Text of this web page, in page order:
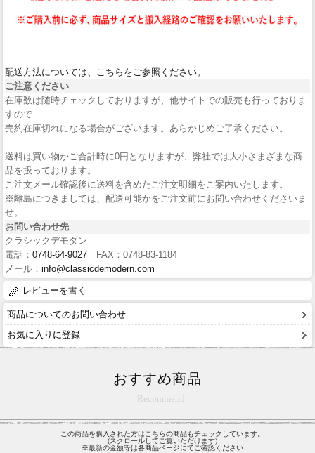
配送方法については、こちらをご参照ください。
ご注意ください
在庫数は随時チェックしておりますが、他サイトでの販売も行っておりま
すので
売約在庫切れになる場合がございます。あらかじめご了承ください。
送料は買い物かご合計時に0円となりますが、弊社では大小さまざまな商
品を扱っております。
ご注文メール確認後に送料を含めたご注文明細をご案内いたします。
※離島につきましては、配送可能かをご注文前にお問い合わせくださいま
せ。
お問い合わせ先
クラシックデモダン
電話： 0748-64-9027 FAX：0748-83-1184
メール： info@classicdemodern.com
レビューを書く
商品についてのお問い合わせ
お気に入りに登録
おすすめ商品
Recommend
この商品を購入された方はこちらの商品もチェックしています。
(スクロールしてご覧いただけます)
※最新の金額等は各商品ページにてご確認ください